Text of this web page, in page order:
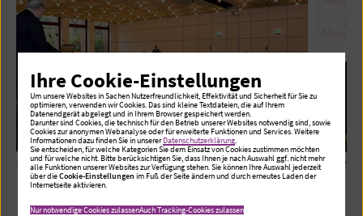
Volles Haus im Großen Saal
Dr.
Ihre Cookie-Einstellungen
Um unsere Websites in Sachen Nutzerfreundlichkeit, Effektivität und Sicherheit für Sie zu
optimieren, verwenden wir Cookies. Das sind kleine Textdateien, die auf Ihrem
Datenendgerät abgelegt und in Ihrem Browser gespeichert werden.
Darunter sind Cookies, die technisch für den Betrieb unserer Websites notwendig sind, sowie
Cookies zur anonymen Webanalyse oder für erweiterte Funktionen und Services. Weitere
Informationen dazu finden Sie in unsererDatenschutzerklärung
Sie entscheiden, für welche Kategorien Sie dem Einsatz von Cookies zustimmen möchten
und für welche nicht. Bitte berücksichtigen Sie, dass Ihnen je nach Auswahl ggf. nicht mehr
alle Funktionen unserer Websites zur Verfügung stehen. Sie können Ihre Auswahl jederzeit
über dieCookie-Einstellungen im Fuß der Seite ändern und durch erneutes Laden der
Internetseite aktivieren.
Nur notwendige Cookies zulassenAuch Tracking-Cookies zulassen